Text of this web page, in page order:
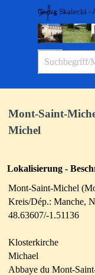
Direkt zum Seiteninhalt
Georg Skalecki -
Mont-Saint-
Michel
Lokalisierung -
Mont-Saint-Michel
Kreis/Dép.: Manche,
48.63607/-1.51136
Klosterkirche
Michael
Abbaye du Mont-